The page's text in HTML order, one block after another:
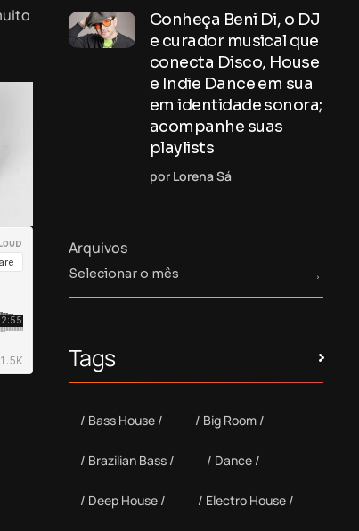
Conheça Beni Di, o DJ
e curador musical que
conecta Disco, House
e Indie Dance em sua
em identidade sonora;
acompanhe suas
playlists
por Lorena Sá
Arquivos
Tags
Bass House Big Room
Brazilian Bass Dance
Deep House Electro House